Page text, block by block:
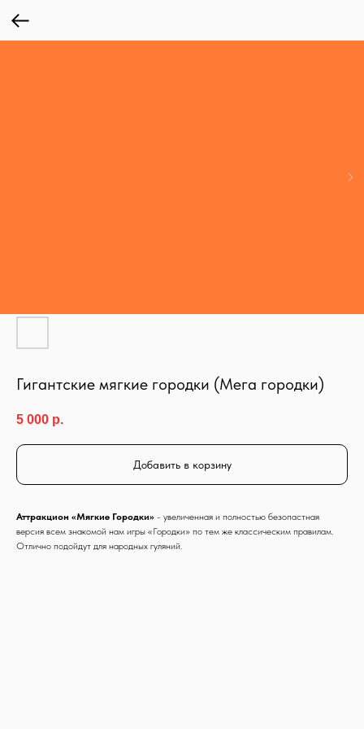
Гигантские мягкие городки (Мега городки)
5 000 р.
Добавить в корзину
Аттракцион «Мягкие Городки» - увеличенная и полностью безопастная
версия всем знакомой нам игры «Городки» по тем же классическим правилам.
Отлично подойдут для народных гуляний.